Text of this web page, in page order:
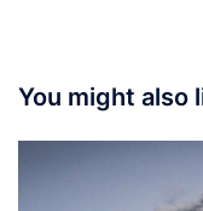
You might also